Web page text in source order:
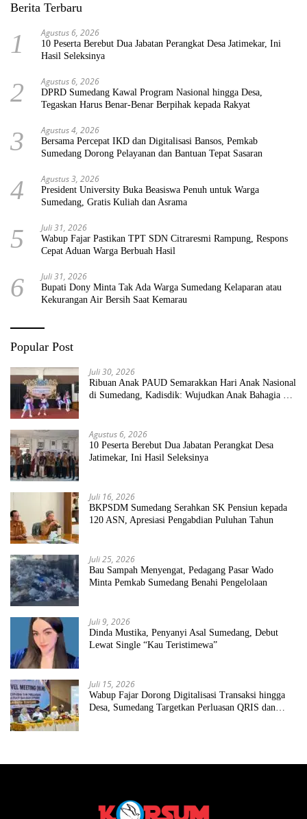
Berita Terbaru
1 Agustus 6, 2026
10 Peserta Berebut Dua Jabatan Perangkat Desa Jatimekar, Ini
Hasil Seleksinya
2 Agustus 6, 2026
DPRD Sumedang Kawal Program Nasional hingga Desa,
Tegaskan Harus Benar-Benar Berpihak kepada Rakyat
3 Agustus 4, 2026
Bersama Percepat IKD dan Digitalisasi Bansos, Pemkab
Sumedang Dorong Pelayanan dan Bantuan Tepat Sasaran
4 Agustus 3, 2026
President University Buka Beasiswa Penuh untuk Warga
Sumedang, Gratis Kuliah dan Asrama
5 Juli 31, 2026
Wabup Fajar Pastikan TPT SDN Citraresmi Rampung, Respons
Cepat Aduan Warga Berbuah Hasil
6 Juli 31, 2026
Bupati Dony Minta Tak Ada Warga Sumedang Kelaparan atau
Kekurangan Air Bersih Saat Kemarau
Popular Post
Juli 30, 2026
Ribuan Anak PAUD Semarakkan Hari Anak Nasional
di Sumedang, Kadisdik: Wujudkan Anak Bahagia dan
Agustus 6, 2026
10 Peserta Berebut Dua Jabatan Perangkat Desa
Jatimekar, Ini Hasil Seleksinya
Juli 16, 2026
BKPSDM Sumedang Serahkan SK Pensiun kepada
120 ASN, Apresiasi Pengabdian Puluhan Tahun
Juli 25, 2026
Bau Sampah Menyengat, Pedagang Pasar Wado
Minta Pemkab Sumedang Benahi Pengelolaan
Juli 9, 2026
Dinda Mustika, Penyanyi Asal Sumedang, Debut
Lewat Single “Kau Teristimewa”
Juli 15, 2026
Wabup Fajar Dorong Digitalisasi Transaksi hingga
Desa, Sumedang Targetkan Perluasan QRIS dan